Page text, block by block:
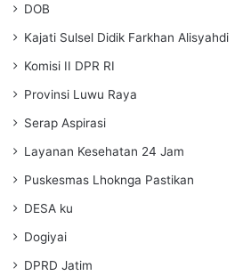
DOB
Kajati Sulsel Didik Farkhan Alisyahdi
Komisi II DPR RI
Provinsi Luwu Raya
Serap Aspirasi
Layanan Kesehatan 24 Jam
Puskesmas Lhoknga Pastikan
DESA ku
Dogiyai
DPRD Jatim